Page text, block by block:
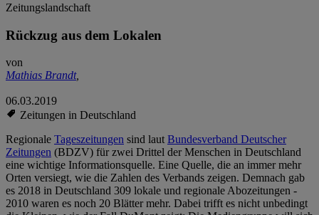
Zeitungslandschaft
Rückzug aus dem Lokalen
von
Mathias Brandt,
06.03.2019
Zeitungen in Deutschland
Regionale Tageszeitungen sind lautBundesverband Deutscher
Zeitungen (BDZV) für zwei Drittel der Menschen in Deutschland
eine wichtige Informationsquelle. Eine Quelle, die an immer mehr
Orten versiegt, wie die Zahlen des Verbands zeigen. Demnach gab
es 2018 in Deutschland 309 lokale und regionale Abozeitungen -
2010 waren es noch 20 Blätter mehr. Dabei trifft es nicht unbedingt